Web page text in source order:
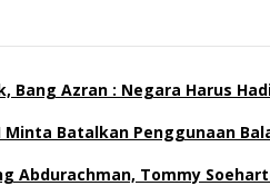
Bang Azran : Negara Harus
Minta Batalkan Penggunaan
Abdurachman, Tommy